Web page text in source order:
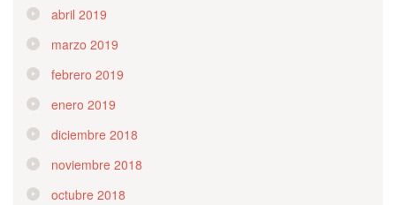
abril 2019
marzo 2019
febrero 2019
enero 2019
diciembre 2018
noviembre 2018
octubre 2018